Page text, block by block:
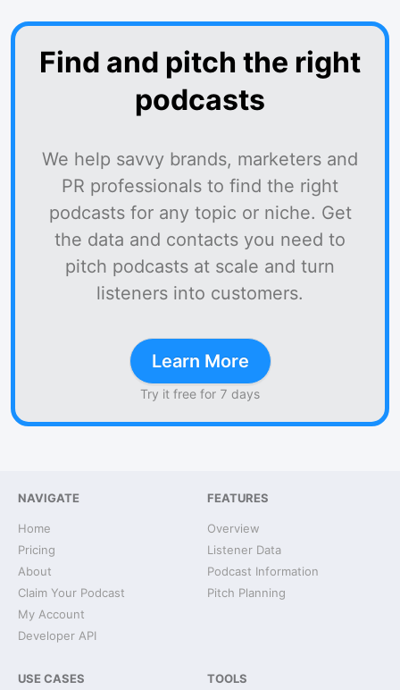
Find and pitch the right
podcasts
We help savvy brands, marketers and
PR professionals to find the right
podcasts for any topic or niche. Get
the data and contacts you need to
pitch podcasts at scale and turn
listeners into customers.
Learn More
Try it free for 7 days
NAVIGATE
Home
Pricing
About
Claim Your Podcast
My Account
Developer API
FEATURES
Overview
Listener Data
Podcast Information
Pitch Planning
USE CASES TOOLS